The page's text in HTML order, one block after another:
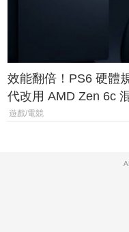
效能翻倍！PS6 硬體
代改用 AMD Zen 6c
120fps 與全光追時代
遊戲/電競